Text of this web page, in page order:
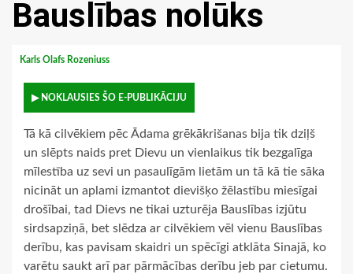
Bauslības nolūks
Karls Olafs Rozeniuss
▶ NOKLAUSIES ŠO E-PUBLIKĀCIJU
Tā kā cilvēkiem pēc Ādama grēkākrišanas bija tik dziļš
un slēpts naids pret Dievu un vienlaikus tik bezgalīga
mīlestība uz sevi un pasaulīgām lietām un tā kā tie sāka
nicināt un aplami izmantot dievišķo žēlastību miesīgai
drošībai, tad Dievs ne tikai uzturēja Bauslības izjūtu
sirdsapziņā, bet slēdza ar cilvēkiem vēl vienu Bauslības
derību, kas pavisam skaidri un spēcīgi atklāta Sinajā, ko
varētu saukt arī par pārmācības derību jeb par cietumu.